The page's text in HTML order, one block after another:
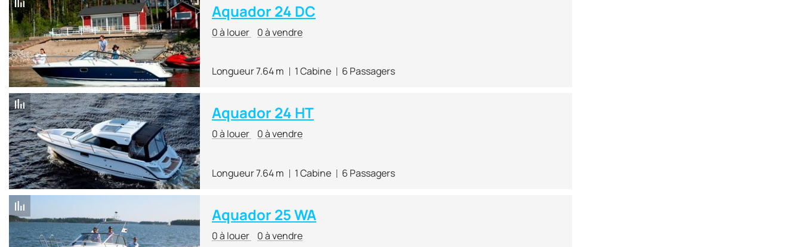
Aquador 24 DC
0 à louer 0 à vendre
Longueur 7.64 m 1 Cabine 6 Passagers
Aquador 24 HT
0 à louer 0 à vendre
Longueur 7.64 m 1 Cabine 6 Passagers
Aquador 25 WA
0 à louer 0 à vendre